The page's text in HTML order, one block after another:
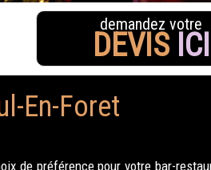
demandez votre
DEVIS ICI
En-Foret
de préférence pour votre bar-